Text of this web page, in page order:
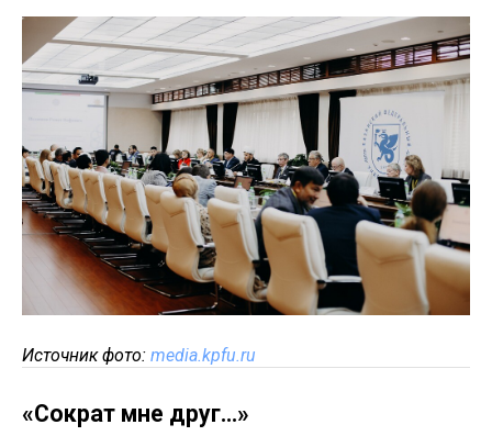
Источник фото: media.kpfu.ru
«Сократ мне друг...»